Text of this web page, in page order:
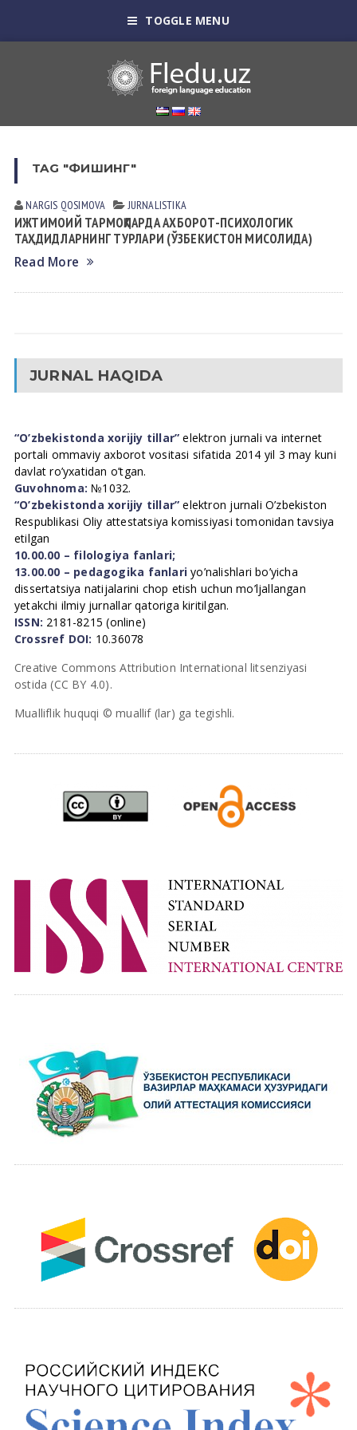
TOGGLE MENU
TAG "ФИШИНГ"
NARGIS QOSIMOVА JURNALISTIKA
ИЖТИМОИЙ ТАРМОҚЛАРДА АХБОРОТ-ПСИХОЛОГИК
ТАҲДИДЛАРНИНГ ТУРЛАРИ (ЎЗБЕКИСТОН МИСОЛИДА)
Read More
JURNAL HAQIDA
“O’zbekistonda xorijiy tillar” elektron jurnali va internet
portali ommaviy axborot vositasi sifatida 2014 yil 3 may kuni
davlat ro’yxatidan o’tgan.
Guvohnoma: №1032.
“O’zbekistonda xorijiy tillar” elektron jurnali O’zbekiston
Respublikasi Oliy attestatsiya komissiyasi tomonidan tavsiya
etilgan
10.00.00 – filologiya fanlari;
13.00.00 – pedagogika fanlari yo’nalishlari bo’yicha
dissertatsiya natijalarini chop etish uchun mo’ljallangan
yetakchi ilmiy jurnallar qatoriga kiritilgan.
ISSN: 2181-8215 (online)
Crossref DOI: 10.36078
Creative Commons Attribution International litsenziyasi
ostida (CC BY 4.0).
Mualliflik huquqi © muallif (lar) ga tegishli.